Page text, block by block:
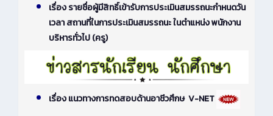
เรื่อง รายชื่อผู้มีสิทธิ์เข้ารับการประเมินสมรรถนะกำหนดวัน
เวลา สถานที่ในการประเมินสมรรถนะ ในตำแหน่ง พนักงาน
บริหารทั่วไป (ครู)
เรื่อง แนวทางการทดสอบด้านอาชีวศึกษ V-NET